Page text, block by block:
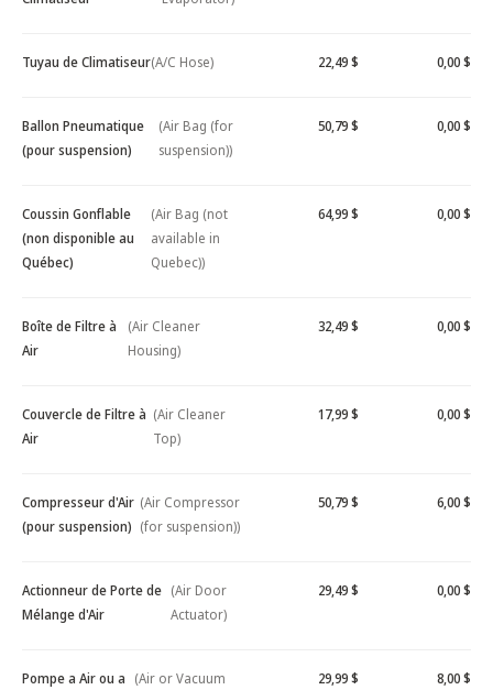
Tuyau de Climatiseur(A/C Hose) 22,49 $ 0,00 $
Ballon Pneumatique
(pour suspension)
(Air Bag (for
suspension))
50,79 $ 0,00 $
Coussin Gonflable
(non disponible au
Québec)
(Air Bag (not
available in
Quebec))
64,99 $ 0,00 $
Boîte de Filtre à
Air
(Air Cleaner
Housing)
32,49 $ 0,00 $
Couvercle de Filtre à
Air
(Air Cleaner
Top)
17,99 $ 0,00 $
Compresseur d'Air
(pour suspension)
(Air Compressor
(for suspension))
50,79 $ 6,00 $
Actionneur de Porte de
Mélange d'Air
(Air Door
Actuator)
29,49 $ 0,00 $
Pompe a Air ou a (Air or Vacuum
29,99 $ 8,00 $